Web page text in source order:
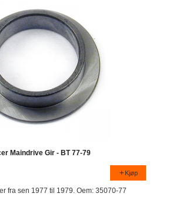
Maindrive Gir - BT 77-79
Kjøp
fra sen 1977 til 1979. Oem: 35070-77